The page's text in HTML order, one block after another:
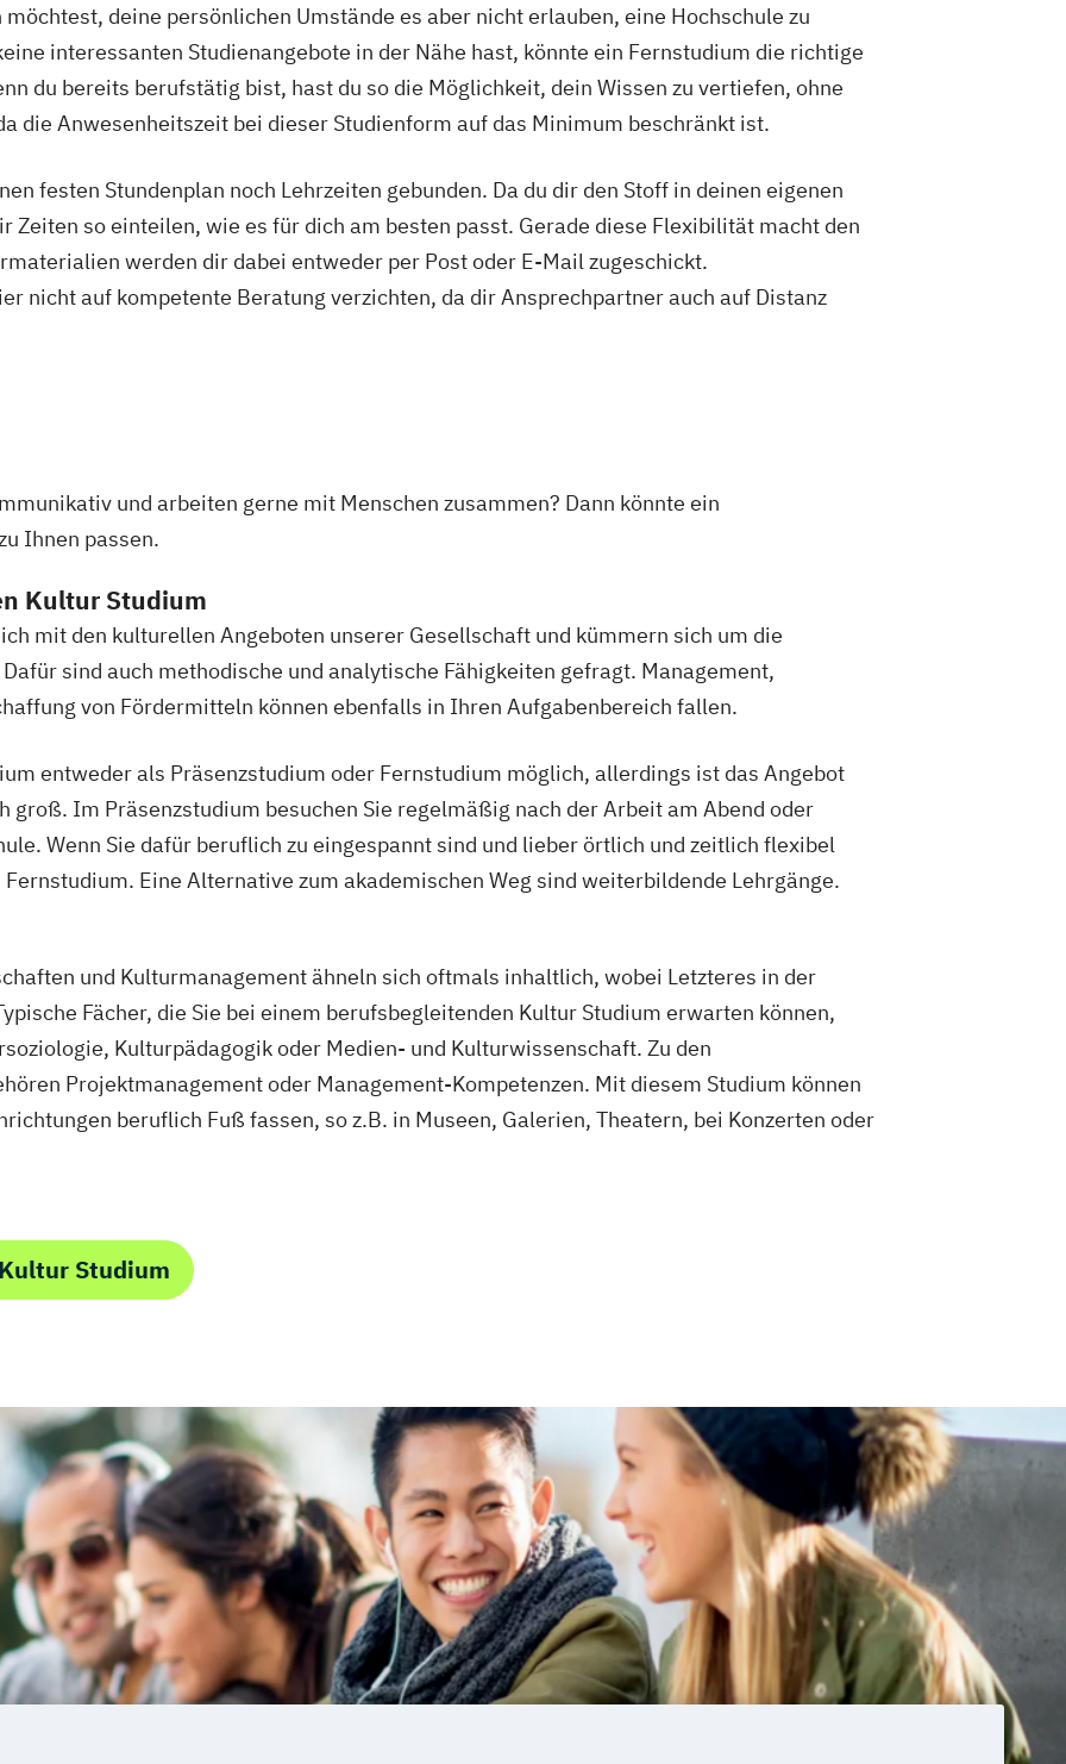
Kontext
Kontext
und
juristische
deine persönlichen Umstände es aber nicht erlauben, eine Hochschule zu
interessanten Studienangebote in der Nähe hast, könnte ein Fernstudium die richtige
du bereits berufstätig bist, hast du so die Möglichkeit, dein Wissen zu vertiefen, ohne
die Anwesenheitszeit bei dieser Studienform auf das Minimum beschränkt ist.
festen Stundenplan noch Lehrzeiten gebunden. Da du dir den Stoff in deinen eigenen
Zeiten so einteilen, wie es für dich am besten passt. Gerade diese Flexibilität macht den
werden dir dabei entweder per Post oder E-Mail zugeschickt.
nicht auf kompetente Beratung verzichten, da dir Ansprechpartner auch auf Distanz
und arbeiten gerne mit Menschen zusammen? Dann könnte ein
Ihnen passen.
Kultur Studium
mit den kulturellen Angeboten unserer Gesellschaft und kümmern sich um die
sind auch methodische und analytische Fähigkeiten gefragt. Management,
von Fördermitteln können ebenfalls in Ihren Aufgabenbereich fallen.
entweder als Präsenzstudium oder Fernstudium möglich, allerdings ist das Angebot
groß. Im Präsenzstudium besuchen Sie regelmäßig nach der Arbeit am Abend oder
Wenn Sie dafür beruflich zu eingespannt sind und lieber örtlich und zeitlich flexibel
Eine Alternative zum akademischen Weg sind weiterbildende Lehrgänge.
und Kulturmanagement ähneln sich oftmals inhaltlich, wobei Letzteres in der
Fächer, die Sie bei einem berufsbegleitenden Kultur Studium erwarten können,
Kulturpädagogik oder Medien- und Kulturwissenschaft. Zu den
Projektmanagement oder Management-Kompetenzen. Mit diesem Studium können
beruflich Fuß fassen, so z.B. in Museen, Galerien, Theatern, bei Konzerten oder
Studium